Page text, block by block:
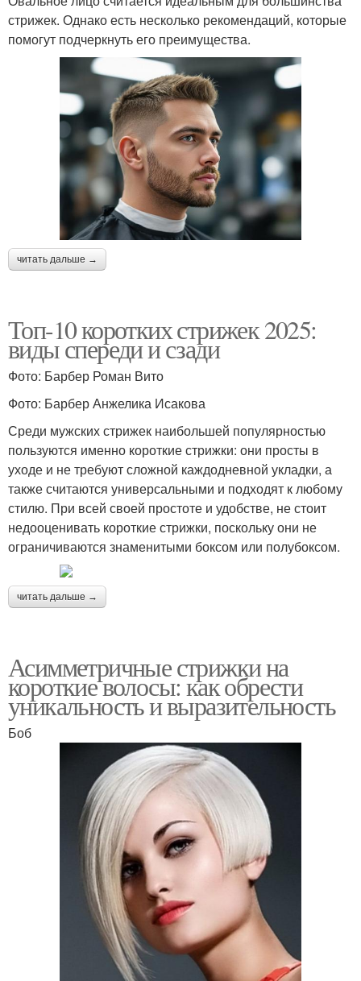
стрижек. Однако есть несколько рекомендаций, которые
помогут подчеркнуть его преимущества.
читать дальше →
Топ-10 коротких стрижек 2025:
виды спереди и сзади
Фото: Барбер Роман Вито
Фото: Барбер Анжелика Исакова
Среди мужских стрижек наибольшей популярностью
пользуются именно короткие стрижки: они просты в
уходе и не требуют сложной каждодневной укладки, а
также считаются универсальными и подходят к любому
стилю. При всей своей простоте и удобстве, не стоит
недооценивать короткие стрижки, поскольку они не
ограничиваются знаменитыми боксом или полубоксом.
читать дальше →
Асимметричные стрижки на
короткие волосы: как обрести
уникальность и выразительность
Боб